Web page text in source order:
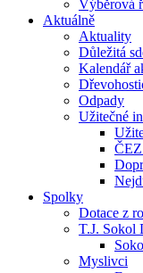
Výběrová
Aktuálně
Aktuality
Důležitá
Kalendář
Odpady
Užitečné
Spolky
Dotace z
T.J. Sokol
Myslivci